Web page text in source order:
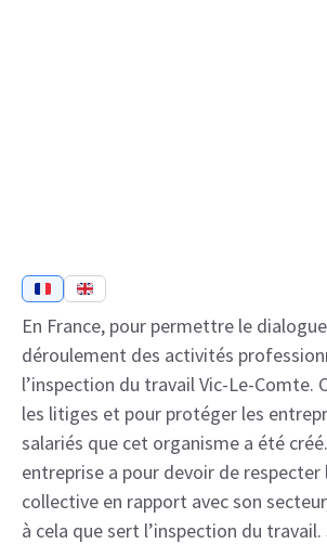
En France, pour permettre le
déroulement des activités
l’inspection du travail Vic-Le-Comte.
les litiges et pour protéger les
salariés que cet organisme a été
entreprise a pour devoir de respecter
collective en rapport avec son
à cela que sert l’inspection du